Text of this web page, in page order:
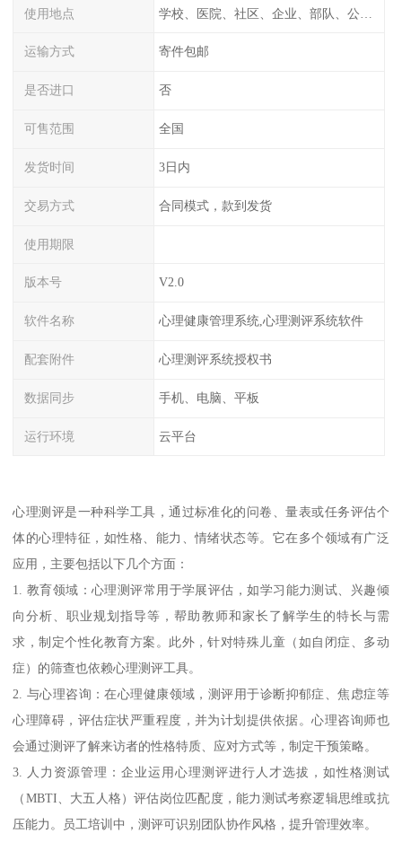
使用地点
运输方式 寄件包邮
是否进口 否
可售范围 全国
发货时间 3日内
交易方式 合同模式，款到发货
使用期限
版本号 V2.0
软件名称 心理健康管理系统,心理测评系统软件
配套附件 心理测评系统授权书
数据同步 手机、电脑、平板
运行环境 云平台
心理测评是一种科学工具，通过标准化的问卷、量表或任务评估个
体的心理特征，如性格、能力、情绪状态等。它在多个领域有广泛
应用，主要包括以下几个方面：
1. 教育领域：心理测评常用于学展评估，如学习能力测试、兴趣倾
向分析、职业规划指导等，帮助教师和家长了解学生的特长与需
求，制定个性化教育方案。此外，针对特殊儿童（如自闭症、多动
症）的筛查也依赖心理测评工具。
2. 与心理咨询：在心理健康领域，测评用于诊断抑郁症、焦虑症等
心理障碍，评估症状严重程度，并为计划提供依据。心理咨询师也
会通过测评了解来访者的性格特质、应对方式等，制定干预策略。
3. 人力资源管理：企业运用心理测评进行人才选拔，如性格测试
（MBTI、大五人格）评估岗位匹配度，能力测试考察逻辑思维或抗
压能力。员工培训中，测评可识别团队协作风格，提升管理效率。